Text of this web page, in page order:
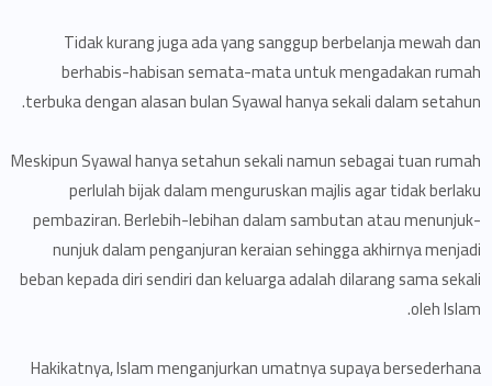
Tidak kurang juga ada yang sanggup berbelanja mewah dan
berhabis-habisan semata-mata untuk mengadakan rumah
terbuka dengan alasan bulan Syawal hanya sekali dalam setahun.
Meskipun Syawal hanya setahun sekali namun sebagai tuan rumah
perlulah bijak dalam menguruskan majlis agar tidak berlaku
pembaziran. Berlebih-lebihan dalam sambutan atau menunjuk-
nunjuk dalam penganjuran keraian sehingga akhirnya menjadi
beban kepada diri sendiri dan keluarga adalah dilarang sama sekali
oleh Islam.
Hakikatnya, Islam menganjurkan umatnya supaya bersederhana